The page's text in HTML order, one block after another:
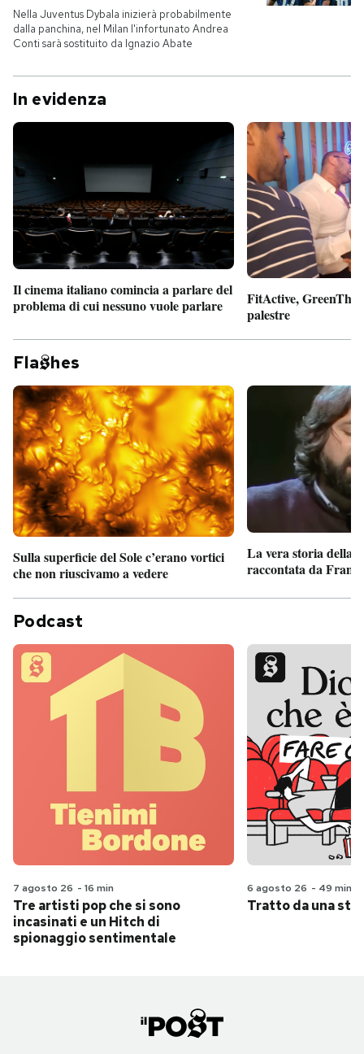
Nella Juventus Dybala inizierà probabilmente
dalla panchina, nel Milan l'infortunato Andrea
Conti sarà sostituito da Ignazio Abate
In evidenza
Il cinema italiano comincia a parlare del
problema di cui nessuno vuole parlare
FitActive,
palestre
Fla hes
Sulla superficie del Sole c’erano vortici
che non riuscivamo a vedere
La vera storia della
raccontata da
Podcast
7 agosto 26 - 16 min
Tre artisti pop che si sono
incasinati e un Hitch di
spionaggio sentimentale
6 agosto 26 - 49 min
Tratto da una